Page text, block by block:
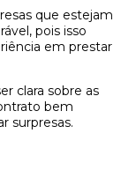
que estejam
pois isso
em prestar
clara sobre as
bem
surpresas.